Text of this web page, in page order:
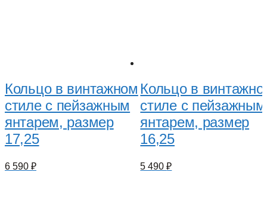
Кольцо в винтажном
стиле с пейзажным
янтарем, размер
17,25
6 590 ₽
Кольцо в
стиле с пейзажным
янтарем, размер
16,25
5 490₽